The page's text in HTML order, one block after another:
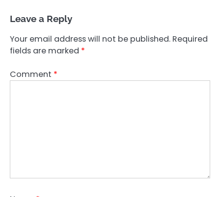
Leave a Reply
Your email address will not be published. Required
fields are marked *
Comment *